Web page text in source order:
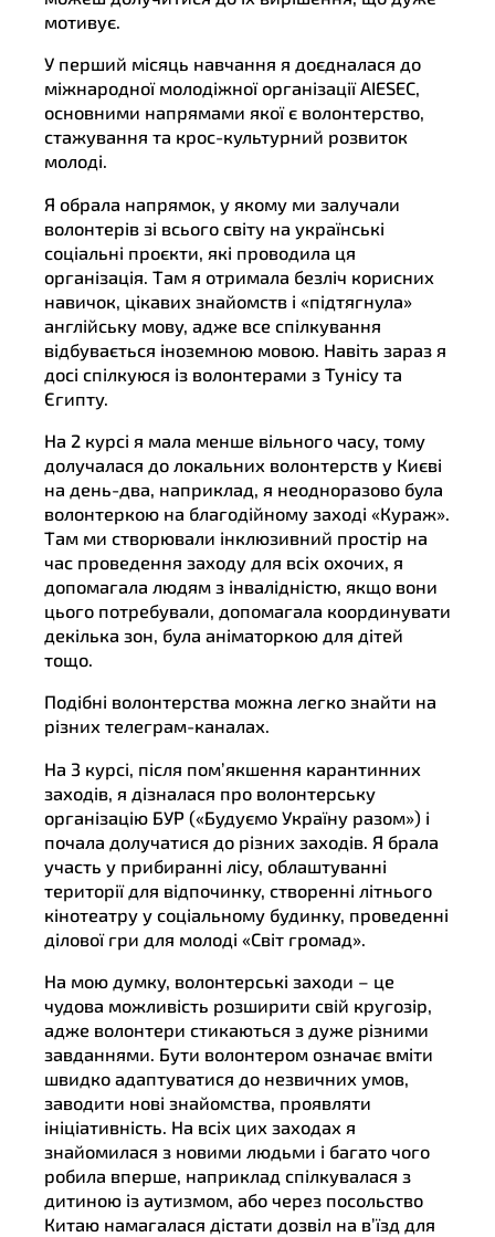
мотивує.
У перший місяць навчання я доєдналася до
міжнародної молодіжної організації AIESEC,
основними напрямами якої є волонтерство,
стажування та крос-культурний розвиток
молоді.
Я обрала напрямок, у якому ми залучали
волонтерів зі всього світу на українські
соціальні проєкти, які проводила ця
організація. Там я отримала безліч корисних
навичок, цікавих знайомств і «підтягнула»
англійську мову, адже все спілкування
відбувається іноземною мовою. Навіть зараз я
досі спілкуюся із волонтерами з Тунісу та
Єгипту.
На 2 курсі я мала менше вільного часу, тому
долучалася до локальних волонтерств у Києві
на день-два, наприклад, я неодноразово була
волонтеркою на благодійному заході «Кураж».
Там ми створювали інклюзивний простір на
час проведення заходу для всіх охочих, я
допомагала людям з інвалідністю, якщо вони
цього потребували, допомагала координувати
декілька зон, була аніматоркою для дітей
тощо.
Подібні волонтерства можна легко знайти на
різних телеграм-каналах.
На 3 курсі, після пом’якшення карантинних
заходів, я дізналася про волонтерську
організацію БУР («Будуємо Україну разом») і
почала долучатися до різних заходів. Я брала
участь у прибиранні лісу, облаштуванні
території для відпочинку, створенні літнього
кінотеатру у соціальному будинку, проведенні
ділової гри для молоді «Світ громад».
На мою думку, волонтерські заходи – це
чудова можливість розширити свій кругозір,
адже волонтери стикаються з дуже різними
завданнями. Бути волонтером означає вміти
швидко адаптуватися до незвичних умов,
заводити нові знайомства, проявляти
ініціативність. На всіх цих заходах я
знайомилася з новими людьми і багато чого
робила вперше, наприклад спілкувалася з
дитиною із аутизмом, або через посольство
Китаю намагалася дістати дозвіл на в’їзд для